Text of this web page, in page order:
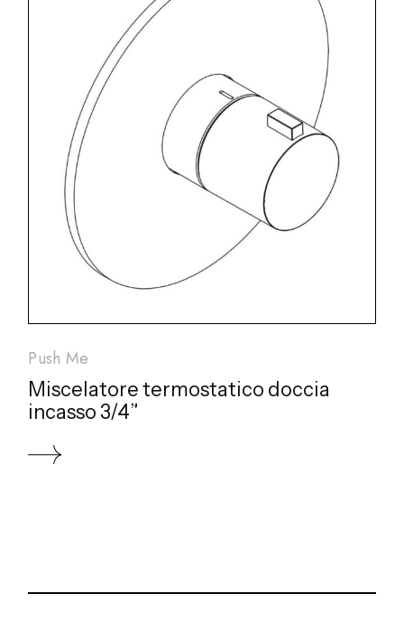
Push Me
Miscelatore termostatico doccia
incasso 3/4”